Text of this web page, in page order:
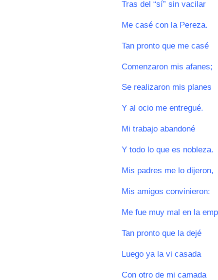
Tras del “sí” sin vacilar
Me casé con la Pereza.
Tan pronto que me casé
Comenzaron mis afanes;
Se realizaron mis planes
Y al ocio me entregué.
Mi trabajo abandoné
Y todo lo que es nobleza.
Mis padres me lo dijeron,
Mis amigos convinieron:
Me fue muy mal en la
Tan pronto que la dejé
Luego ya la vi casada
Con otro de mi camada